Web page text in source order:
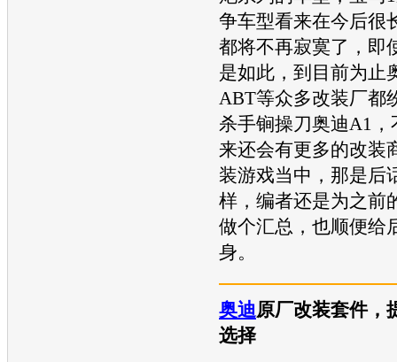
争车型看来在今后很
都将不再寂寞了，即
是如此，到目前为止
ABT等众多改装厂都
杀手锏操刀奥迪A1
来还会有更多的改装
装游戏当中，那是后
样，编者还是为之前
做个汇总，也顺便给
身。
奥迪原厂改装套件，
选择